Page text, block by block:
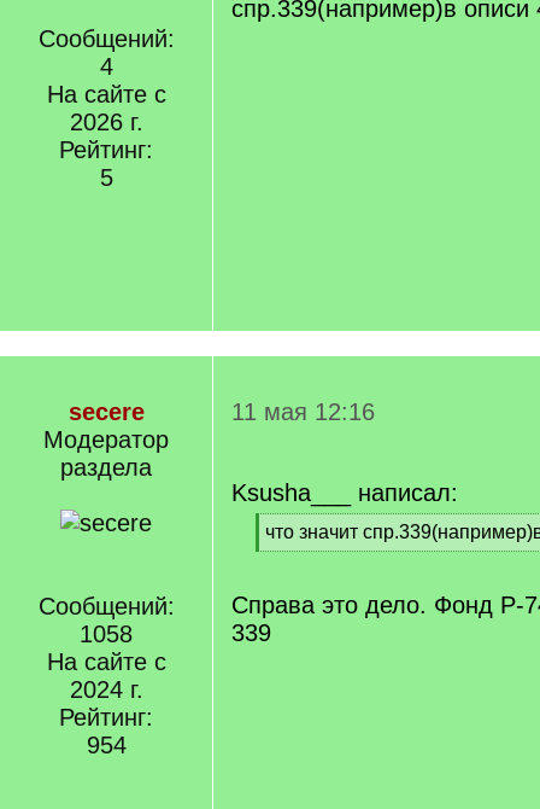
Сообщений:
4
На сайте с
2026 г.
Рейтинг:
5
спр.339(например)в описи
secere
Модератор
раздела
Сообщений:
1058
На сайте с
2024 г.
Рейтинг:
954
11 мая 12:16
Ksusha___ написал:
[
q
что значит
[
q
]
Справа это дело. Фонд Р-
339